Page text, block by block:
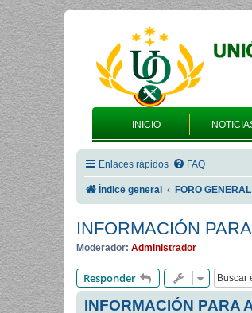
INICIO
Enlaces rápidos FAQ
Índice general FORO
INFORMACIÓN
Moderador: Administrador
Responder
INFORMACIÓN PARA